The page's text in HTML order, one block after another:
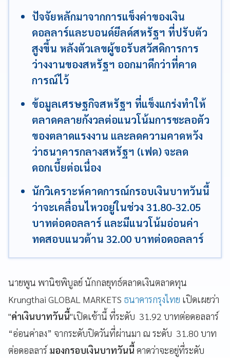
ปัจจัยหลักมาจากการแข็งค่าของเงิน
ดอลลาร์และบอนด์ยีลด์สหรัฐฯ ที่ปรับตัว
สูงขึ้น หลังตัวเลขผู้ขอรับสวัสดิการการ
ว่างงานของสหรัฐฯ ออกมาดีกว่าที่คาด
การณ์ไว้
ข้อมูลเศรษฐกิจสหรัฐฯ ที่แข็งแกร่งทำให้
ตลาดคลายกังวลต่อแนวโน้มการชะลอตัว
ของตลาดแรงงาน และลดความคาดหวัง
ว่าธนาคารกลางสหรัฐฯ (เฟด) จะลด
ดอกเบี้ยต่อเนื่อง
นักวิเคราะห์คาดการณ์กรอบเงินบาทวันนี้
ว่าจะเคลื่อนไหวอยู่ในช่วง 31.80-32.05
บาทต่อดอลลาร์ และมีแนวโน้มอ่อนค่า
ทดสอบแนวต้าน 32.00 บาทต่อดอลลาร์
นายพูน พานิชพิบูลย์ นักกลยุทธ์ตลาดเงินตลาดทุน
Krungthai GLOBAL MARKETS ธนาคารกรุงไทย เปิดเผยว่า
"ค่าเงินบาทวันนี้"เปิดเช้านี้ ที่ระดับ 31.92 บาทต่อดอลลาร์
“อ่อนค่าลง” จากระดับปิดวันที่ผ่านมา ณ ระดับ 31.80 บาท
ต่อดอลลาร์ มองกรอบเงินบาทวันนี้ คาดว่าจะอยู่ที่ระดับ